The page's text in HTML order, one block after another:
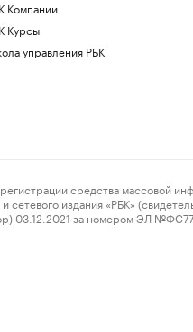
Компании
Курсы
управления РБК
средства массовой
издания «РБК»
03.12.2021 за номером ЭЛ